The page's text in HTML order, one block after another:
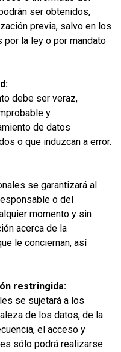
ser obtenidos,
previa, salvo en los
la ley o por mandato
debe ser veraz,
y
de datos
o que induzcan a error.
se garantizará al
o del
momento y sin
acerca de la
le conciernan, así
restringida:
se sujetará a los
de los datos, de la
el acceso y
sólo podrá realizarse